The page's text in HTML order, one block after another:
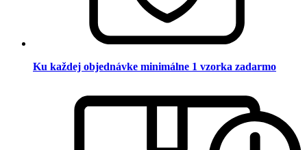
Ku každej objednávke minimálne 1 vzorka zadarmo